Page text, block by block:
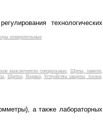
технологических
измерительные
выключатели специальные Щиты, панели
Щитки, Ящики,Устройства защиты, блоки
а также лабораторных